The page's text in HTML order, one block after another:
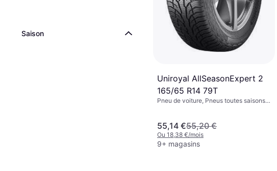
Saison
Uniroyal AllSeasonExpert 2
165/65 R14 79T
Pneu de voiture, Pneus toutes saisons,
55,14 €55,20 €
Ou 18,38 €/mois
9+ magasins